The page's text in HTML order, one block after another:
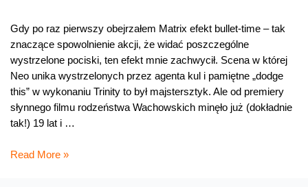
Gdy po raz pierwszy obejrzałem Matrix efekt bullet-time – tak
znaczące spowolnienie akcji, że widać poszczególne
wystrzelone pociski, ten efekt mnie zachwycił. Scena w której
Neo unika wystrzelonych przez agenta kul i pamiętne „dodge
this” w wykonaniu Trinity to był majstersztyk. Ale od premiery
słynnego filmu rodzeństwa Wachowskich minęło już (dokładnie
tak!) 19 lat i …
Najnowszy
Read More »